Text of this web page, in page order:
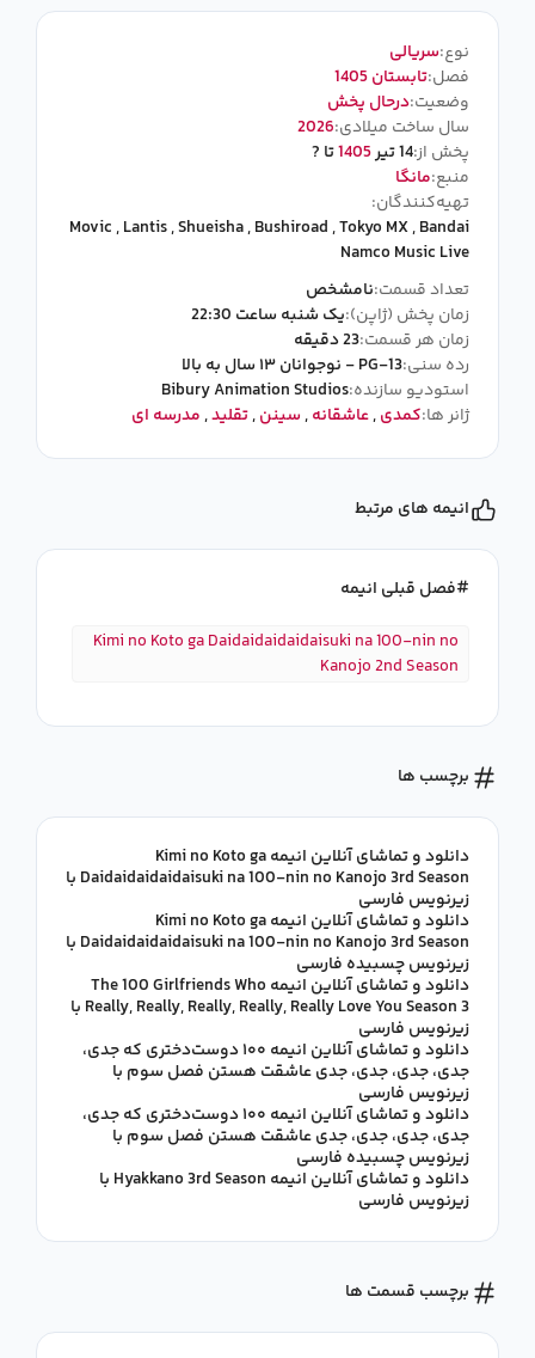
نوع:سریالی
فصل:تابستان 1405
وضعیت:درحال پخش
سال ساخت میلادی:2026
پخش از:14 تیر 1405تا ?
منبع:مانگا
تهیه‌کنندگان:
Movic,Lantis,Shueisha,Bushiroad,Tokyo MX,Bandai
Namco Music Live
تعداد قسمت:نامشخص
زمان پخش (ژاپن):یک شنبه ساعت 22:30
زمان هر قسمت:23 دقیقه
رده سنی:PG-13 - نوجوانان ۱۳ سال به بالا
استودیو سازنده:Bibury Animation Studios
ژانر ها:کمدی,عاشقانه,سینن,تقلید,مدرسه ای
انیمه های مرتبط
فصل قبلی انیمه
Kimi no Koto ga Daidaidaidaidaisuki na 100-nin no
Kanojo 2nd Season
برچسب ها
دانلود و تماشای آنلاین انیمه Kimi no Koto ga
Daidaidaidaidaisuki na 100-nin no Kanojo 3rd Season با
زیرنویس فارسی
دانلود و تماشای آنلاین انیمه Kimi no Koto ga
Daidaidaidaidaisuki na 100-nin no Kanojo 3rd Season با
زیرنویس چسبیده فارسی
دانلود و تماشای آنلاین انیمه The 100 Girlfriends Who
Really, Really, Really, Really, Really Love You Season 3 با
زیرنویس فارسی
دانلود و تماشای آنلاین انیمه ۱۰۰ دوست‌دختری که جدی،
جدی، جدی، جدی، جدی عاشقت هستن فصل سوم با
زیرنویس فارسی
دانلود و تماشای آنلاین انیمه ۱۰۰ دوست‌دختری که جدی،
جدی، جدی، جدی، جدی عاشقت هستن فصل سوم با
زیرنویس چسبیده فارسی
دانلود و تماشای آنلاین انیمه Hyakkano 3rd Season با
زیرنویس فارسی
برچسب قسمت ها